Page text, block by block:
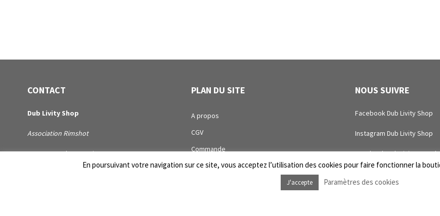
CONTACT
Dub Livity Shop
Association Rimshot
1 Avenue Arthur Benoit
PLAN DU SITE
A propos
CGV
Commande
Compte
NOUS SUIVRE
Facebook Dub Livity Shop
Instagram Dub Livity Shop
Facebook Dub Livity Sound
En poursuivant votre navigation sur ce site, vous acceptez l’utilisation des cookies pour faire fonctionner la
J'accepte Paramètres des cookies